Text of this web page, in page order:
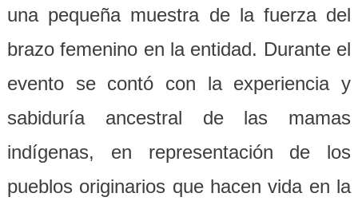
una pequeña muestra de la fuerza del
brazo femenino en la entidad. Durante el
evento se contó con la experiencia y
sabiduría ancestral de las mamas
indígenas, en representación de los
pueblos originarios que hacen vida en la